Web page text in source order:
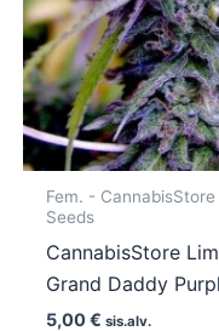
Fem. -
Seeds
CannabisStore
Grand Daddy
5,00€ sis.alv.